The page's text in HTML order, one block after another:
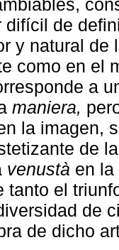
difícil de
y natural de
como en el
a
maniera,
la imagen,
de
venustà en la
tanto el
de
de dicho